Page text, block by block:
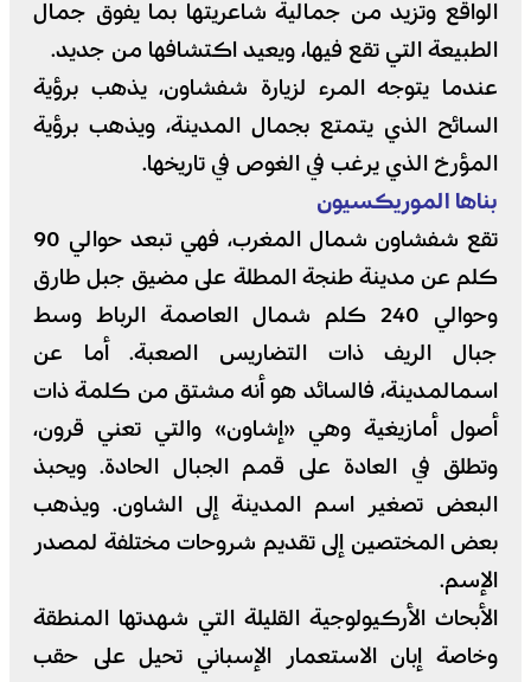
الواقع وتزيد من جمالية شاعريتها بما يفوق جمال
الطبيعة التي تقع فيها، ويعيد اكتشافها من جديد.
عندما يتوجه المرء لزيارة شفشاون، يذهب برؤية
السائح الذي يتمتع بجمال المدينة، ويذهب برؤية
المؤرخ الذي يرغب في الغوص في تاريخها.
بناها الموريكسيون
تقع شفشاون شمال المغرب، فهي تبعد حوالي 90
كلم عن مدينة طنجة المطلة على مضيق جبل طارق
وحوالي 240 كلم شمال العاصمة الرباط وسط
جبال الريف ذات التضاريس الصعبة. أما عن
اسمالمدينة، فالسائد هو أنه مشتق من كلمة ذات
أصول أمازيغية وهي «إشاون» والتي تعني قرون،
وتطلق في العادة على قمم الجبال الحادة. ويحبذ
البعض تصغير اسم المدينة إلى الشاون. ويذهب
بعض المختصين إلى تقديم شروحات مختلفة لمصدر
الإسم.
الأبحاث الأركيولوجية القليلة التي شهدتها المنطقة
وخاصة إبان الاستعمار الإسباني تحيل على حقب